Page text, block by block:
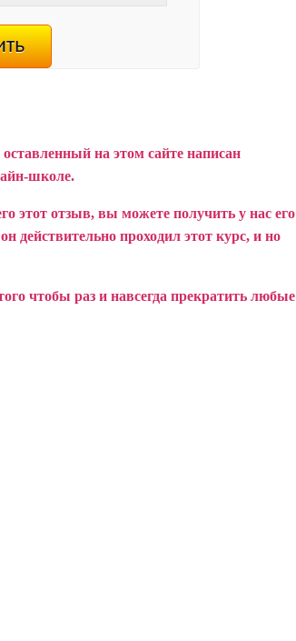
на этом сайте написан
школе.
этот отзыв, вы можете получить у нас его
действительно проходил этот курс, и но
чтобы раз и навсегда прекратить любые